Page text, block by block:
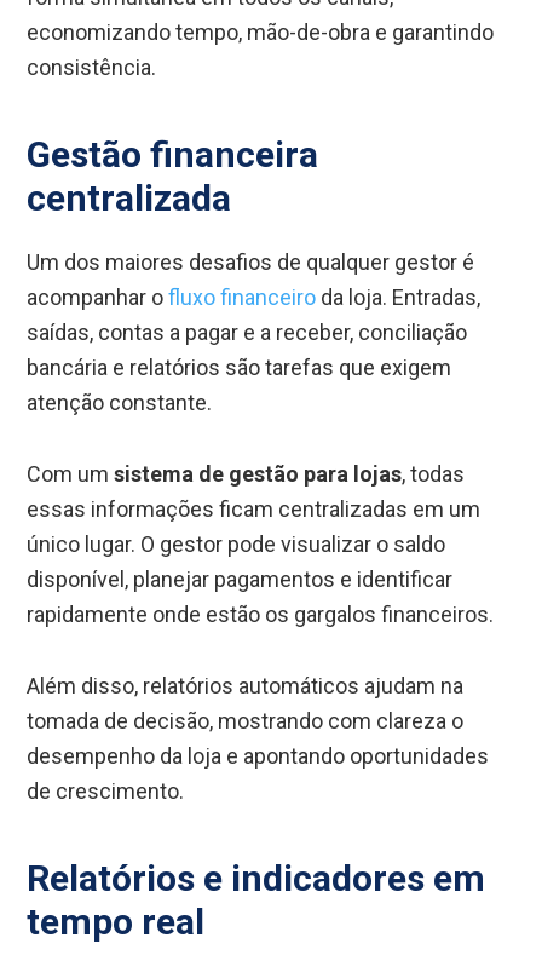
economizando tempo, mão-de-obra e garantindo
consistência.
Gestão financeira
centralizada
Um dos maiores desafios de qualquer gestor é
acompanhar ofluxo financeiro da loja. Entradas,
saídas, contas a pagar e a receber, conciliação
bancária e relatórios são tarefas que exigem
atenção constante.
Com umsistema de gestão para lojas, todas
essas informações ficam centralizadas em um
único lugar. O gestor pode visualizar o saldo
disponível, planejar pagamentos e identificar
rapidamente onde estão os gargalos financeiros.
Além disso, relatórios automáticos ajudam na
tomada de decisão, mostrando com clareza o
desempenho da loja e apontando oportunidades
de crescimento.
Relatórios e indicadores em
tempo real